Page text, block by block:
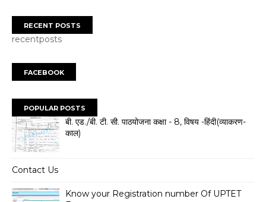
RECENT POSTS
recentposts
FACEBOOK
POPULAR POSTS
बी. एड./बी. टी. सी. पाठयोजना कक्षा - 8, विषय -हिंदी(व्याकरण-
काल)
Contact Us
Know your Registration number Of UPTET